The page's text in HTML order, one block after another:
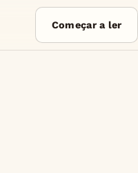
Começar a ler